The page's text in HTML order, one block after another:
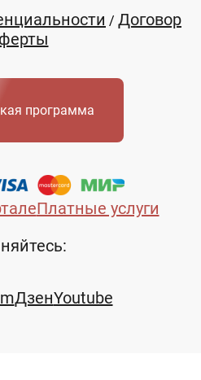
Платные услуги
/ Договор
программа
ДзенYoutube